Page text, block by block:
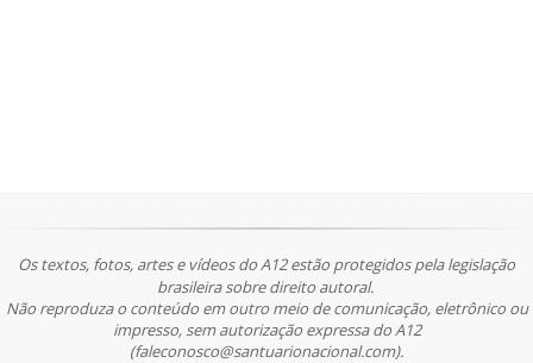
Os textos, fotos, artes e vídeos do A12 estão protegidos pela legislação
brasileira sobre direito autoral.
Não reproduza o conteúdo em outro meio de comunicação, eletrônico ou
impresso, sem autorização expressa do A12
(faleconosco@santuarionacional.com).